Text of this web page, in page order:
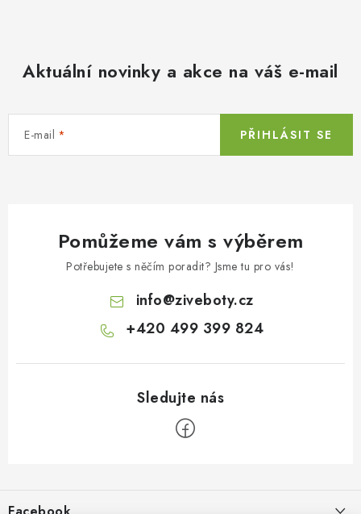
Aktuální novinky a akce na váš e-mail
E-mail PŘIHLÁSIT SE
Pomůžeme vám s výběrem
Potřebujete s něčím poradit? Jsme tu pro vás!
info@ziveboty.cz
+420 499 399 824